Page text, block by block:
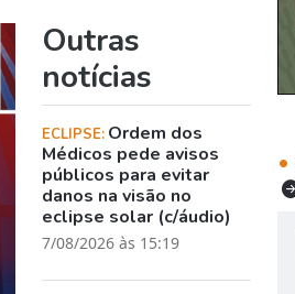
Outras
notícias
ECLIPSE: Ordem dos
Médicos pede avisos
públicos para evitar
danos na visão no
eclipse solar (c/áudio)
7/08/2026 às 15:19
•